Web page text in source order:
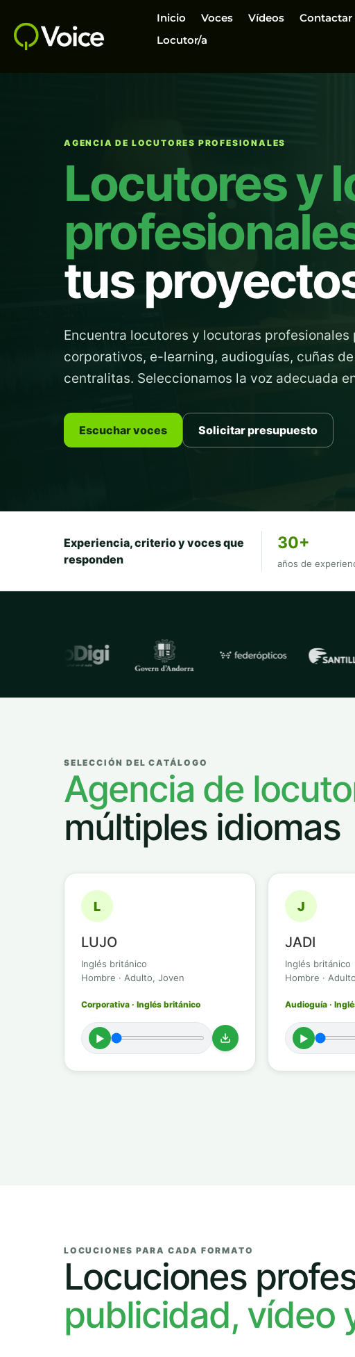
Inicio Voces Vídeos Contactar
Locutor/a
AGENCIA DE LOCUTORES PROFESIONALES
Locutores y
tus
Encuentra locutores y locutoras
corporativos, e-learning, audioguías, cuñas
centralitas. Seleccionamos la voz adecuada
Escuchar voces Solicitar presupuesto
Experiencia, criterio y voces que
responden
30+
años de
Empresas y organizaciones
SELECCIÓN DEL CATÁLOGO
Agencia de
múltiples idiomas
L
LUJO
Inglés británico
Hombre · Adulto, Joven
Corporativa · Inglés británico
►
J
JADI
Inglés británico
Hombre · Adulto
Audioguía ·
►
LOCUCIONES PARA CADA FORMATO
Locuciones
publicidad, vídeo